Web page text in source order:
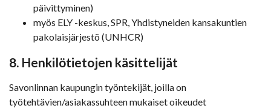
päivittyminen)
myös ELY -keskus, SPR, Yhdistyneiden kansakuntien
pakolaisjärjestö (UNHCR)
8. Henkilötietojen käsittelijät
Savonlinnan kaupungin työntekijät, joilla on
työtehtävien/asiakassuhteen mukaiset oikeudet